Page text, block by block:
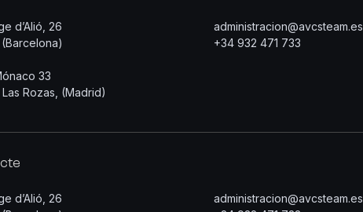
d’Alió, 26
33
Rozas, (Madrid)
administracion@avcsteam.es
+34 932 471 733
d’Alió, 26
administracion@avcsteam.es